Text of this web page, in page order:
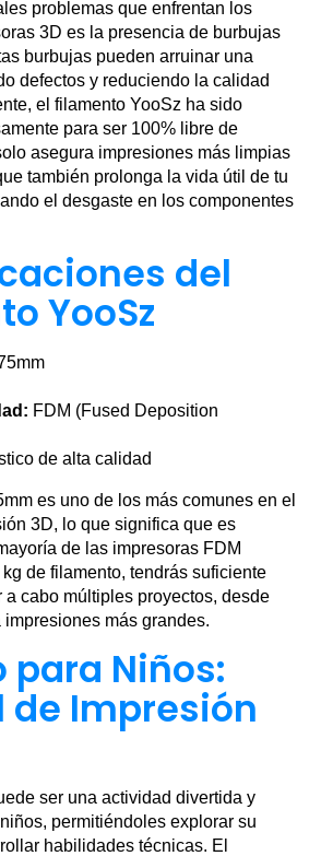
problemas que enfrentan los
3D es la presencia de burbujas
burbujas pueden arruinar una
defectos y reduciendo la calidad
el filamento YooSz ha sido
para ser 100% libre de
asegura impresiones más limpias
también prolonga la vida útil de tu
el desgaste en los componentes
del
YooSz
FDM (Fused Deposition
de alta calidad
es uno de los más comunes en el
3D, lo que significa que es
de las impresoras FDM
de filamento, tendrás suficiente
a cabo múltiples proyectos, desde
más grandes.
para Niños:
de Impresión
ser una actividad divertida y
permitiéndoles explorar su
habilidades técnicas. El